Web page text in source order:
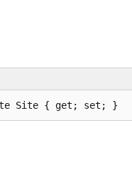
Site { get; set; }